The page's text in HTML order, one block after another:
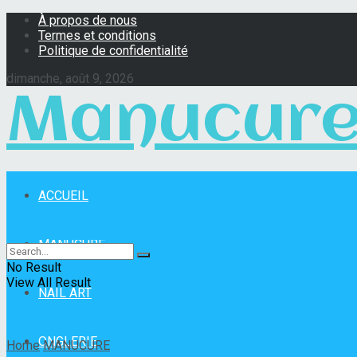
À propos de nous
Termes et conditions
Politique de confidentialité
dimanche, août 9, 2026
ACCUEIL
MANUCURE
NAIL ART
ONGLERIE
No Result
View All Result
Home MANUCURE